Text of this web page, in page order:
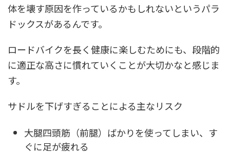
体を壊す原因を作っているかもしれないというパラ
ドックスがあるんです。
ロードバイクを長く健康に楽しむためにも、段階的
に適正な高さに慣れていくことが大切かなと感じま
す。
サドルを下げすぎることによる主なリスク
大腿四頭筋（前腿）ばかりを使ってしまい、す
ぐに足が疲れる